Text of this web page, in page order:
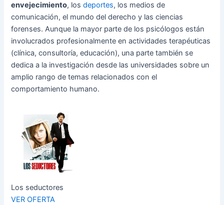
envejecimiento, losdeportes, los medios de
comunicación, el mundo del derecho y las ciencias
forenses. Aunque la mayor parte de los psicólogos están
involucrados profesionalmente en actividades terapéuticas
(clínica, consultoría, educación), una parte también se
dedica a la investigación desde las universidades sobre un
amplio rango de temas relacionados con el
comportamiento humano.
Los seductores
VER OFERTA